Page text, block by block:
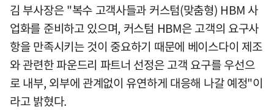
김 부사장은 "복수 고객사들과 커스텀(맞춤형) HBM 사
업화를 준비하고 있으며, 커스텀 HBM은 고객의 요구사
항을 만족시키는 것이 중요하기 때문에 베이스다이 제조
와 관련한 파운드리 파트너 선정은 고객 요구를 우선으
로 내부, 외부에 관계없이 유연하게 대응해 나갈 예정"이
라고 밝혔다.